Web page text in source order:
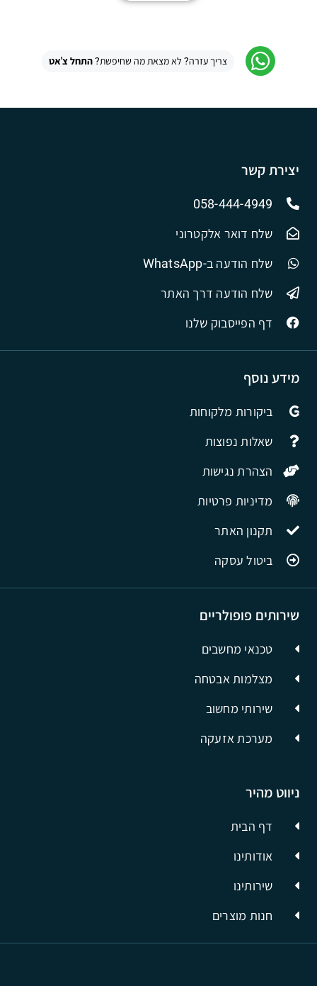
צריך עזרה? לא מצאת מה שחיפשת?התחל צ'אט
ניווט מהיר
דף הבית
אודותינו
שירותינו
חנות מוצרים
שירותים פופולריים
טכנאי מחשבים
מצלמות אבטחה
שירותי מחשוב
מערכת אזעקה
מידע נוסף
ביקורות מלקוחות
שאלות נפוצות
הצהרת נגישות
מדיניות פרטיות
תקנון האתר
ביטול עסקה
יצירת קשר
058-444-4949
שלח דואר אלקטרוני
שלח הודעה ב-WhatsApp
שלח הודעה דרך האתר
דף הפייסבוק שלנו